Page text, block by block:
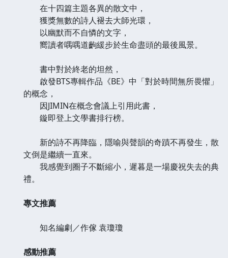
在十四篇主題各異的散文中，
獲獎無數的詩人褪去大師光環，
以幽默而不自憐的文字，
嚮讀者喁喁道齣緩步於生命盡頭的最後風景。
書中對於終老的坦然，
啟發BTS專輯作品《BE》中「對於時間無所畏懼」
的概念，
因JIMIN在概念會議上引用此書，
鏇即登上文學書排行榜。
新的詩不再降臨，隱喻與聲韻的奇蹟不再發生，散
文倒是繼續一直來。
我感覺到圈子不斷縮小，遲暮是一場慶祝失去的典
禮。
專文推薦
知名編劇／作傢 袁瓊瓊
感動推薦